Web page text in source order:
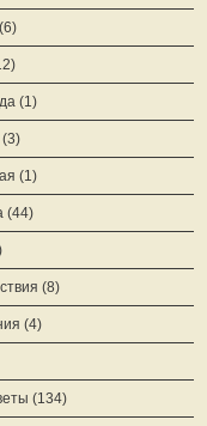
(6)
(1)
(3)
(1)
(44)
(8)
(4)
(134)